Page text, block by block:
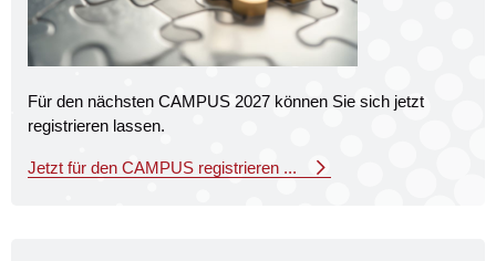
Für den nächsten CAMPUS 2027 können Sie sich jetzt
registrieren lassen.
Jetzt für den CAMPUS registrieren ...